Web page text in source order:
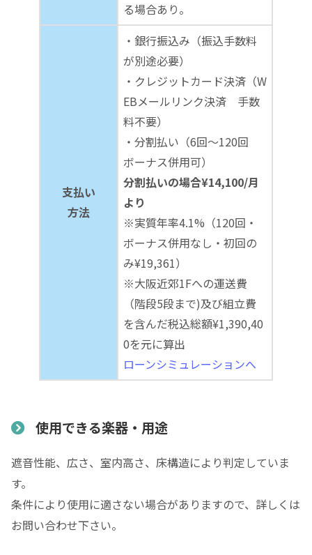
る場合あり。
支払い
方法
・銀行振込み（振込手数料
が別途必要）
・クレジットカード決済（W
EBメールリンク決済 手数
料不要）
・分割払い（6回～120回
ボーナス併用可）
分割払いの場合¥14,100/月
より
※実質年率4.1%（120回・
ボーナス併用なし・初回の
み¥19,361）
※大阪近郊1Fへの運送費
（階段5段まで)及び組立費
を含んだ税込総額¥1,390,40
0を元に算出
ローンシミュレーションへ
使用できる楽器・用途
遮音性能、広さ、室内高さ、床構造により判定していま
す。
条件により使用に適さない場合がありますので、詳しくは
お問い合わせ下さい。